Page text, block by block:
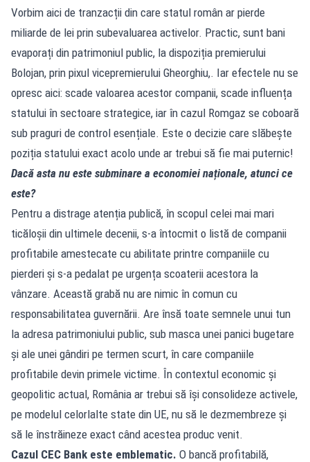
Vorbim aici de tranzacții din care statul român ar pierde
miliarde de lei prin subevaluarea activelor. Practic, sunt bani
evaporați din patrimoniul public, la dispoziția premierului
Bolojan, prin pixul vicepremierului Gheorghiu,. Iar efectele nu se
opresc aici: scade valoarea acestor companii, scade influența
statului în sectoare strategice, iar în cazul Romgaz se coboară
sub praguri de control esențiale. Este o decizie care slăbește
poziția statului exact acolo unde ar trebui să fie mai puternic!
Dacă asta nu este subminare a economiei naționale, atunci ce
este?
Pentru a distrage atenția publică, în scopul celei mai mari
ticăloșii din ultimele decenii, s-a întocmit o listă de companii
profitabile amestecate cu abilitate printre companiile cu
pierderi și s-a pedalat pe urgența scoaterii acestora la
vânzare. Această grabă nu are nimic în comun cu
responsabilitatea guvernării. Are însă toate semnele unui tun
la adresa patrimoniului public, sub masca unei panici bugetare
și ale unei gândiri pe termen scurt, în care companiile
profitabile devin primele victime. În contextul economic și
geopolitic actual, România ar trebui să își consolideze activele,
pe modelul celorlalte state din UE, nu să le dezmembreze și
să le înstrăineze exact când acestea produc venit.
Cazul CEC Bank este emblematic. O bancă profitabilă,